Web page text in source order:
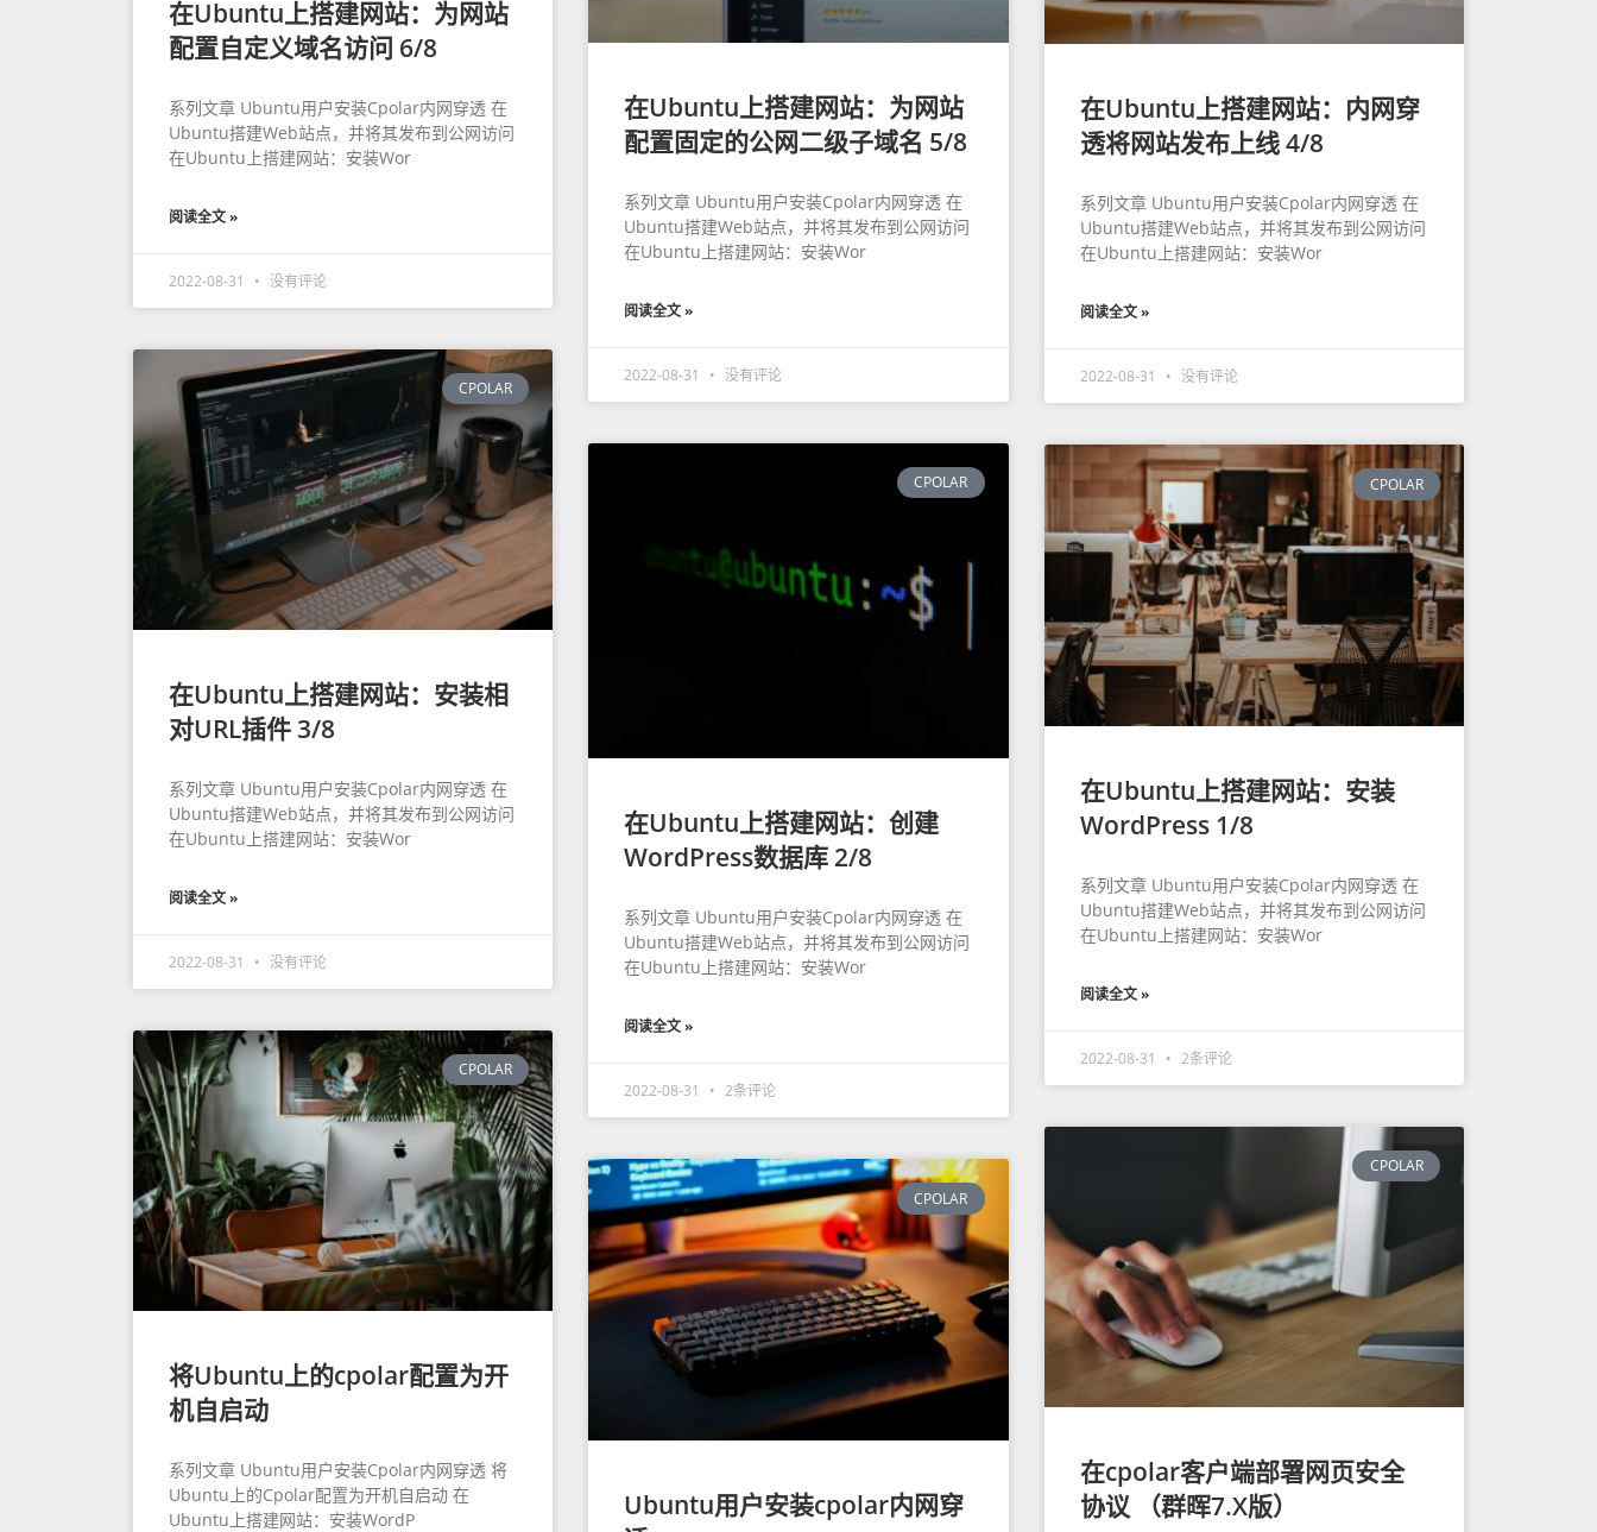
在Ubuntu上搭建网站：为网站
配置自定义域名访问 6/8
系列文章 Ubuntu用户安装Cpolar内网穿透 在
Ubuntu搭建Web站点，并将其发布到公网访问
在Ubuntu上搭建网站：安装Wor
阅读全文 »
2022-08-31 没有评论
在Ubuntu上搭建网站：为网站
配置固定的公网二级子域名 5/8
系列文章 Ubuntu用户安装Cpolar内网穿透 在
Ubuntu搭建Web站点，并将其发布到公网访问
在Ubuntu上搭建网站：安装Wor
阅读全文 »
2022-08-31 没有评论
在Ubuntu上搭建网站：内网穿
透将网站发布上线 4/8
系列文章 Ubuntu用户安装Cpolar内网穿透 在
Ubuntu搭建Web站点，并将其发布到公网访问
在Ubuntu上搭建网站：安装Wor
阅读全文 »
2022-08-31 没有评论
CPOLAR
在Ubuntu上搭建网站：安装相
对URL插件 3/8
系列文章 Ubuntu用户安装Cpolar内网穿透 在
Ubuntu搭建Web站点，并将其发布到公网访问
在Ubuntu上搭建网站：安装Wor
阅读全文 »
2022-08-31 没有评论
CPOLAR
在Ubuntu上搭建网站：创建
WordPress数据库 2/8
系列文章 Ubuntu用户安装Cpolar内网穿透 在
Ubuntu搭建Web站点，并将其发布到公网访问
在Ubuntu上搭建网站：安装Wor
阅读全文 »
2022-08-31 2条评论
CPOLAR
在Ubuntu上搭建网站：安装
WordPress 1/8
系列文章 Ubuntu用户安装Cpolar内网穿透 在
Ubuntu搭建Web站点，并将其发布到公网访问
在Ubuntu上搭建网站：安装Wor
阅读全文 »
2022-08-31 2条评论
CPOLAR
将Ubuntu上的cpolar配置为开
机自启动
系列文章 Ubuntu用户安装Cpolar内网穿透 将
Ubuntu上的Cpolar配置为开机自启动 在
Ubuntu上搭建网站：安装WordP
CPOLAR
Ubuntu用户安装cpolar内网穿
CPOLAR
在cpolar客户端部署网页安全
协议 （群晖7.X版）